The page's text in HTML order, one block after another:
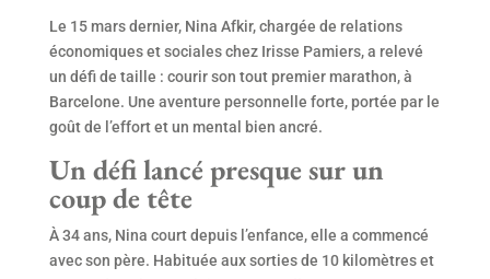
Le 15 mars dernier, Nina Afkir, chargée de relations
économiques et sociales chez Irisse Pamiers, a relevé
un défi de taille : courir son tout premier marathon, à
Barcelone. Une aventure personnelle forte, portée par le
goût de l’effort et un mental bien ancré.
Un défi lancé presque sur un
coup de tête
À 34 ans, Nina court depuis l’enfance, elle a commencé
avec son père. Habituée aux sorties de 10 kilomètres et